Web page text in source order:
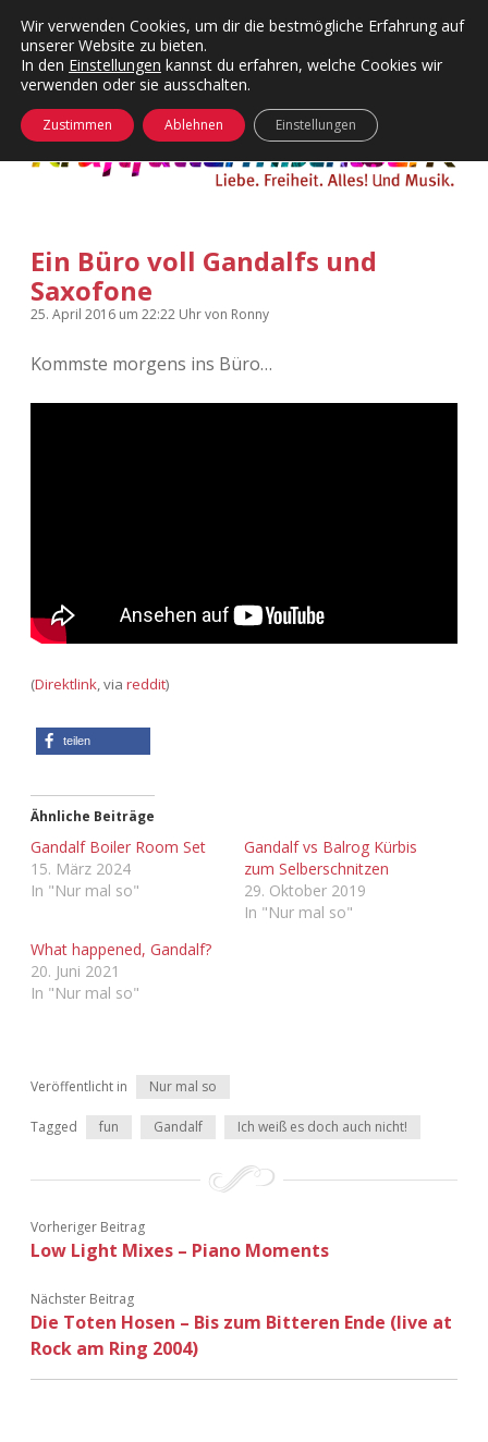
Kategorien
Menü
24 Hours Chilling
Die Wende
KFMW-Disco
kfmw.stuff
Kopfkinomusik
KFMW-Disco
Dates
Contact
Adventskalender
Adventskalender 2010
Adventskalender 2015
Adventskalender 2016
Adventskalender 2019
Adventskalender 2020
Adventskalender 2021
Adventskalender 2024
facebook
instagram
rss soundcloud
öffnen
Ein Büro voll Gandalfs und
Saxofone
25. April 2016 um 22:22 Uhrvon Ronny
Kommste morgens ins Büro…
(Direktlink, via reddit)
teilen
Ähnliche Beiträge
Gandalf Boiler Room Set
15. März 2024
In "Nur mal so"
Gandalf vs Balrog Kürbis
zum Selberschnitzen
29. Oktober 2019
In "Nur mal so"
What happened, Gandalf?
20. Juni 2021
In "Nur mal so"
Veröffentlicht in Nur mal so
Tagged fun Gandalf Ich weiß es doch auch nicht!
Vorheriger Beitrag
Low Light Mixes – Piano Moments
Nächster Beitrag
Die Toten Hosen – Bis zum Bitteren Ende (live at
Rock am Ring 2004)
Wir verwenden Cookies, um dir die bestmögliche Erfahrung auf
unserer Website zu bieten.
In den Einstellungen kannst du erfahren, welche Cookies wir
verwenden oder sie ausschalten.
Zustimmen Ablehnen Einstellungen